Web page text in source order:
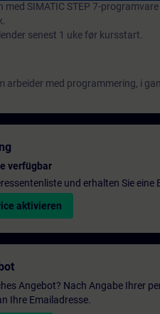
SIMATIC STEP 7-
senest 1 uke før kursstart.
arbeider med programmering, i
verfügbar
und erhalten Sie
aktivieren
Angebot? Nach Angabe Ihrer
Ihre Emailadresse.